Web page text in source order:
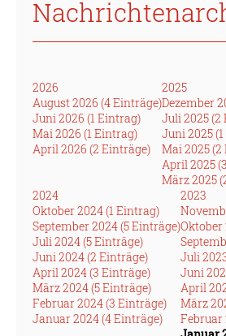
2026
August 2026 (4 Einträge)
Juni 2026 (1 Eintrag)
Mai 2026 (1 Eintrag)
April 2026 (2 Einträge)
2025
Dezember
Juli 2025 (2
Juni 2025
Mai 2025
April 2025
März 2025
2024
Oktober 2024 (1 Eintrag)
September 2024 (5 Einträge)
Juli 2024 (5 Einträge)
Juni 2024 (2 Einträge)
April 2024 (3 Einträge)
März 2024 (5 Einträge)
Februar 2024 (3 Einträge)
Januar 2024 (4 Einträge)
2023
Oktober
Juli
Juni
April
März
Februar